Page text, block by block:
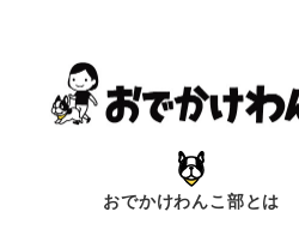
おでかけわんこ部とは